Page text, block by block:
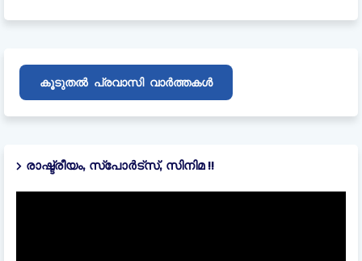
കൂടുതൽ പ്രവാസി വാർത്തകൾ
രാഷ്ട്രീയം, സ്പോർട്സ്, സിനിമ !!